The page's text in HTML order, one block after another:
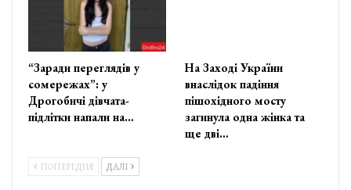
“Заради переглядів у
сомережах”: у
Дрогобичі дівчата-
підлітки напали на…
На Заході України
внаслідок падіння
пішохідного мосту
загинула одна жінка та
ще дві…
ПОПЕРЕДНЯ ДАЛІ